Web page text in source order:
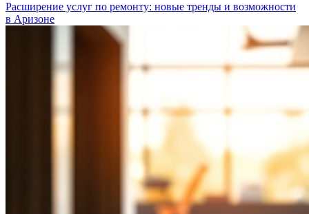
Расширение услуг по ремонту: новые тренды и возможности
в Аризоне